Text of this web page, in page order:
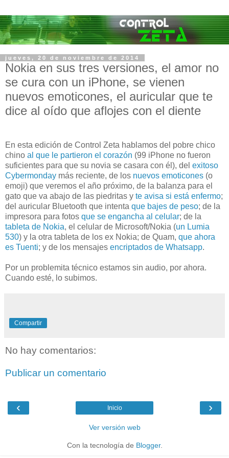
jueves, 20 de noviembre de 2014
Nokia en sus tres versiones, el amor no
se cura con un iPhone, se vienen
nuevos emoticones, el auricular que te
dice al oído que aflojes con el diente
En esta edición de Control Zeta hablamos del pobre chico
chino al que le partieron el corazón (99 iPhone no fueron
suficientes para que su novia se casara con él), del exitoso
Cybermonday más reciente, de los nuevos emoticones (o
emoji) que veremos el año próximo, de la balanza para el
gato que va abajo de las piedritas y te avisa si está enfermo;
del auricular Bluetooth que intenta que bajes de peso; de la
impresora para fotos que se engancha al celular; de la
tableta de Nokia, el celular de Microsoft/Nokia (un Lumia
530) y la otra tableta de los ex Nokia; de Quam, que ahora
es Tuenti; y de los mensajes encriptados de Whatsapp.
Por un problemita técnico estamos sin audio, por ahora.
Cuando esté, lo subimos.
Compartir
No hay comentarios:
Publicar un comentario
‹ ›
Inicio
Ver versión web
Con la tecnología de Blogger.